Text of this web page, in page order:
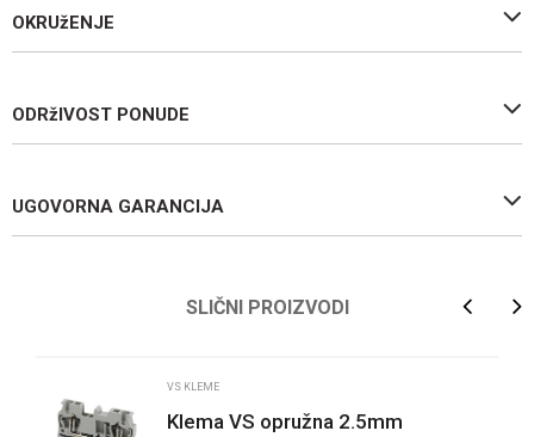
OKRUžENJE
ODRžIVOST PONUDE
UGOVORNA GARANCIJA
SLIČNI PROIZVODI
VS KLEME
Klema VS opružna 2.5mm